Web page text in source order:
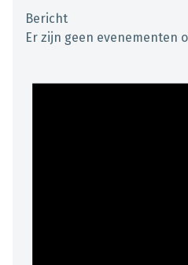
Bericht
Er zijn geen evenementen